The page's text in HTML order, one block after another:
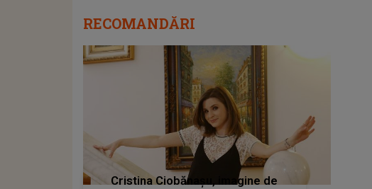
RECOMANDĂRI
Cristina Ciobănașu, imagine de